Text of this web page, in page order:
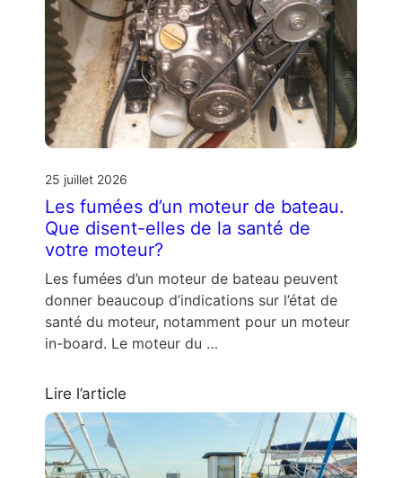
25 juillet 2026
Les fumées d’un moteur de bateau.
Que disent-elles de la santé de
votre moteur?
Les fumées d’un moteur de bateau peuvent
donner beaucoup d’indications sur l’état de
santé du moteur, notamment pour un moteur
in-board. Le moteur du …
Lire l’article